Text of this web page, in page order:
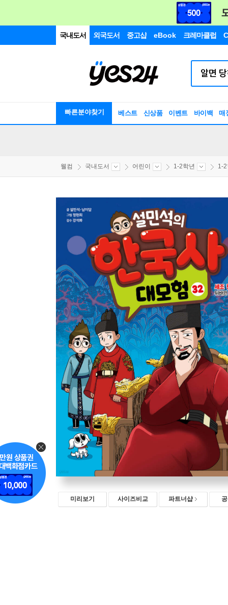
국내도서 외국도서 중고샵 eBook 크레마클럽
빠른분야찾기 베스트 신상품 이벤트 바이백 매
웰컴 국내도서 어린이 1-2학년 1-
미리보기 사이즈비교 파트너샵